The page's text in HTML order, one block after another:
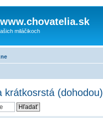
miláčikoch
krátkosrstá (dohodou)